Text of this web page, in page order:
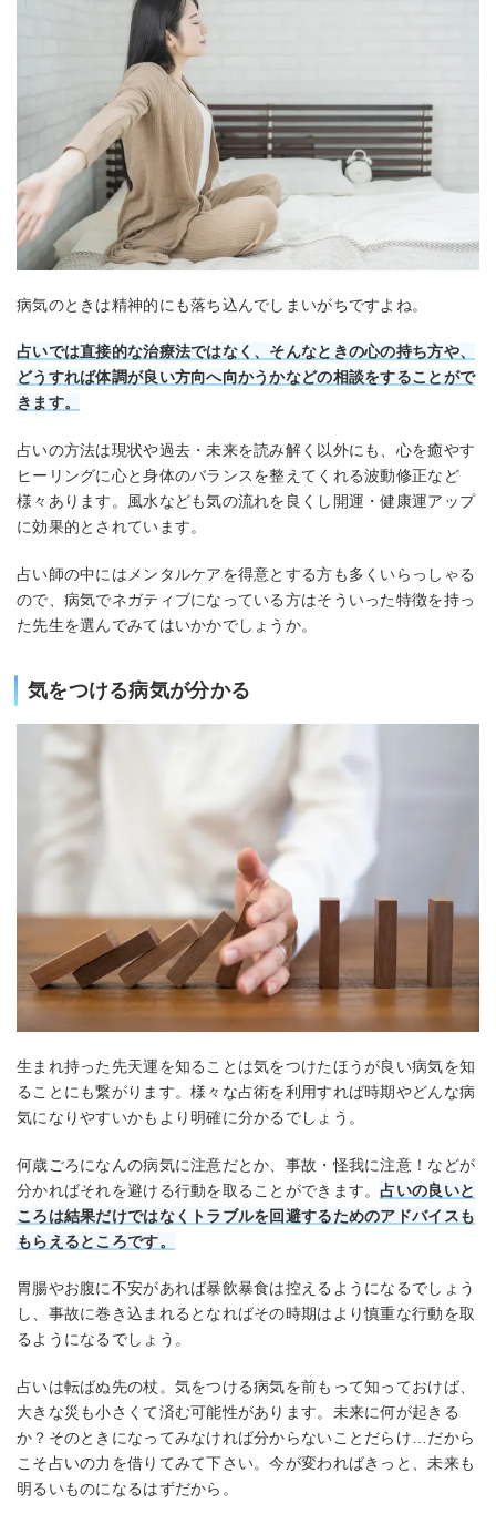
病気のときは精神的にも落ち込んでしまいがちですよね。
占いでは直接的な治療法ではなく、そんなときの心の持ち方や、
どうすれば体調が良い方向へ向かうかなどの相談をすることがで
きます。
占いの方法は現状や過去・未来を読み解く以外にも、心を癒やす
ヒーリングに心と身体のバランスを整えてくれる波動修正など
様々あります。風水なども気の流れを良くし開運・健康運アップ
に効果的とされています。
占い師の中にはメンタルケアを得意とする方も多くいらっしゃる
ので、病気でネガティブになっている方はそういった特徴を持っ
た先生を選んでみてはいかかでしょうか。
気をつける病気が分かる
生まれ持った先天運を知ることは気をつけたほうが良い病気を知
ることにも繋がります。様々な占術を利用すれば時期やどんな病
気になりやすいかもより明確に分かるでしょう。
何歳ごろになんの病気に注意だとか、事故・怪我に注意！などが
分かればそれを避ける行動を取ることができます。占いの良いと
ころは結果だけではなくトラブルを回避するためのアドバイスも
もらえるところです。
胃腸やお腹に不安があれば暴飲暴食は控えるようになるでしょう
し、事故に巻き込まれるとなればその時期はより慎重な行動を取
るようになるでしょう。
占いは転ばぬ先の杖。気をつける病気を前もって知っておけば、
大きな災も小さくて済む可能性があります。未来に何が起きる
か？そのときになってみなければ分からないことだらけ…だから
こそ占いの力を借りてみて下さい。今が変わればきっと、未来も
明るいものになるはずだから。